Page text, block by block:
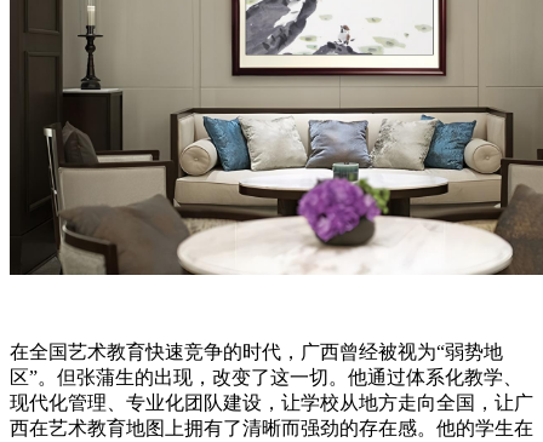
在全国艺术教育快速竞争的时代，广西曾经被视为“弱势地
区”。但张蒲生的出现，改变了这一切。他通过体系化教学、
现代化管理、专业化团队建设，让学校从地方走向全国，让广
西在艺术教育地图上拥有了清晰而强劲的存在感。他的学生在